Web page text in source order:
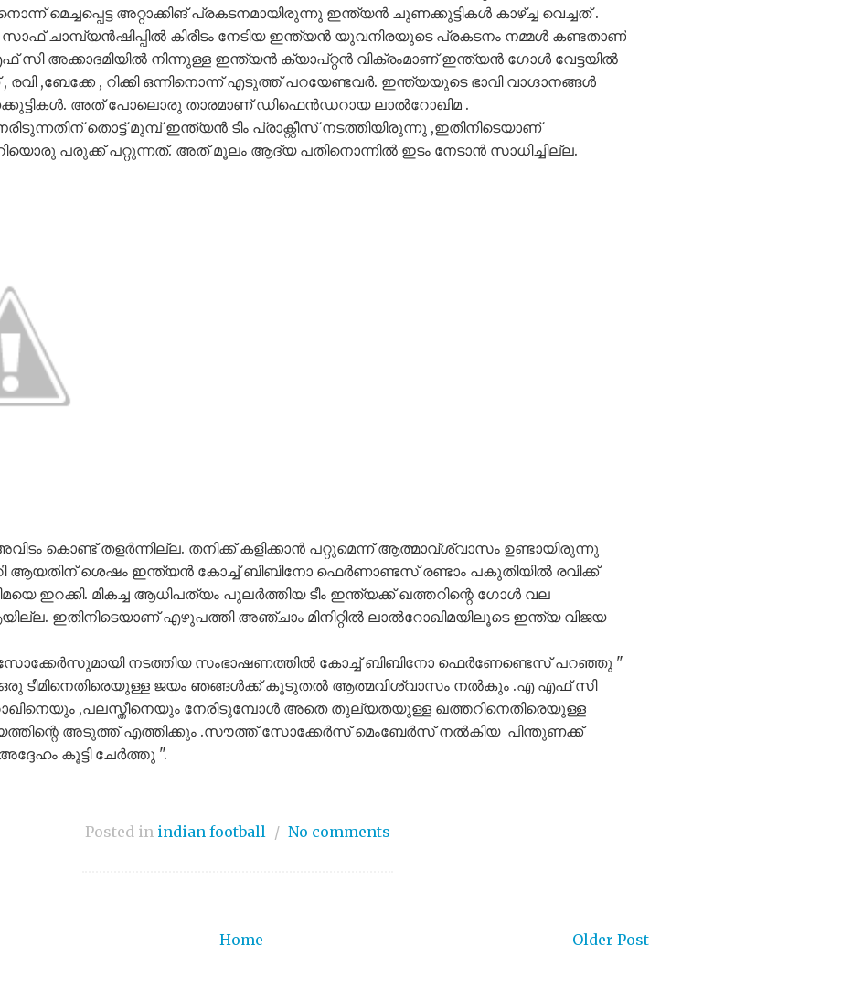
മെച്ചപ്പെട്ട അറ്റാക്കിങ് പ്രകടനമായിരുന്നു ഇന്ത്യൻ ചുണക്കുട്ടികൾ കാഴ്ച്ച വെച്ചത് .
സാഫ് ചാമ്പ്യൻഷിപ്പിൽ കിരീടം നേടിയ ഇന്ത്യൻ യുവനിരയുടെ പ്രകടനം നമ്മൾ കണ്ടതാണ്
സി അക്കാദമിയിൽ നിന്നുള്ള ഇന്ത്യൻ ക്യാപ്റ്റൻ വിക്രംമാണ് ഇന്ത്യൻ ഗോൾ വേട്ടയിൽ
,ബേക്കേ , റിക്കി ഒന്നിനൊന്ന് എടുത്ത് പറയേണ്ടവർ. ഇന്ത്യയുടെ ഭാവി വാഗ്ദാനങ്ങൾ
അത് പോലൊരു താരമാണ് ഡിഫെൻഡറായ ലാൽറോഖിമ .
തൊട്ട് മുമ്പ് ഇന്ത്യൻ ടീം പ്രാക്റ്റീസ് നടത്തിയിരുന്നു ,ഇതിനിടെയാണ്
പരുക്ക് പറ്റുന്നത്. അത് മൂലം ആദ്യ പതിനൊന്നിൽ ഇടം നേടാൻ സാധിച്ചില്ല.
കൊണ്ട് തളർന്നില്ല. തനിക്ക് കളിക്കാൻ പറ്റുമെന്ന് ആത്മാവ്ശ്വാസം ഉണ്ടായിരുന്നു
ആയതിന് ശെഷം ഇന്ത്യൻ കോച്ച് ബിബിനോ ഫെർണാണ്ടസ് രണ്ടാം പകുതിയിൽ രവിക്ക്
ഇറക്കി. മികച്ച ആധിപത്യം പുലർത്തിയ ടീം ഇന്ത്യക്ക് ഖത്തറിന്റെ ഗോൾ വല
ഇതിനിടെയാണ് എഴുപത്തി അഞ്ചാം മിനിറ്റിൽ ലാൽറോഖിമയിലൂടെ ഇന്ത്യ വിജയ
നടത്തിയ സംഭാഷണത്തിൽ കോച്ച് ബിബിനോ ഫെർണേണ്ടെസ് പറഞ്ഞു "
ടീമിനെതിരെയുള്ള ജയം ഞങ്ങൾക്ക് കൂടുതൽ ആത്മവിശ്വാസം നൽകും .എ എഫ് സി
,പലസ്തീനെയും നേരിടുമ്പോൾ അതെ തുല്യതയുള്ള ഖത്തറിനെതിരെയുള്ള
അടുത്ത് എത്തിക്കും .സൗത്ത് സോക്കേർസ് മെംബേർസ് നൽകിയ പിന്തുണക്ക്
കൂട്ടി ചേർത്തു ".
Posted in indian football / No comments
Older Post
Home